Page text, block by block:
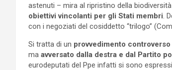
astenuti – mira al ripristino della
obiettivi vincolanti per gli Stati membri .
con i negoziati del cosiddetto “trilogo”
Si tratta di un provvedimento controverso
ma avversato dalla destra e dal Partito
eurodeputati del Ppe infatti si sono